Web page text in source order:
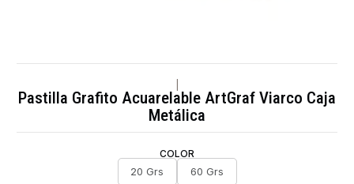
Pastilla Grafito Acuarelable ArtGraf Viarco Caja
Metálica
COLOR
20 Grs
60 Grs